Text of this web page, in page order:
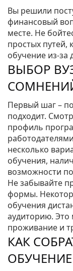
Вы решили
финансовый
месте. Не
простых путей,
обучение из‑за
ВЫБОР
Первый шаг –
подходит.
профиль
несколько
обучения,
возможности
Не забывайте
формы.
обучения
аудиторию. Это
проживание и
КАК
ОБУЧЕНИЕ